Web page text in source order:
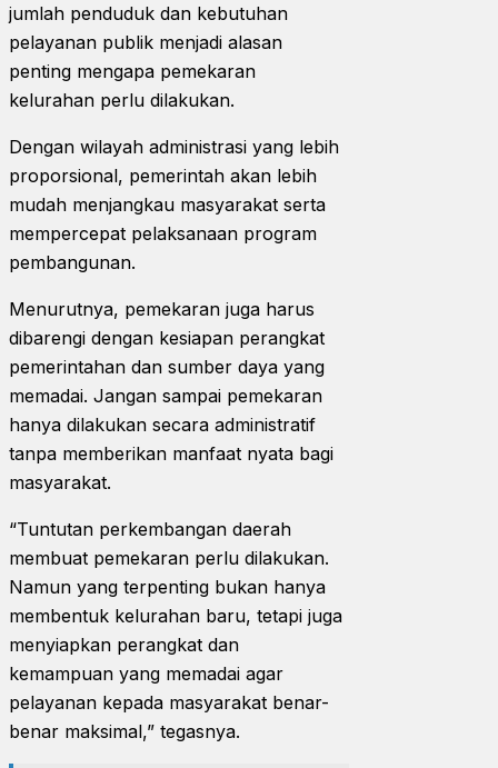
jumlah penduduk dan kebutuhan
pelayanan publik menjadi alasan
penting mengapa pemekaran
kelurahan perlu dilakukan.
Dengan wilayah administrasi yang lebih
proporsional, pemerintah akan lebih
mudah menjangkau masyarakat serta
mempercepat pelaksanaan program
pembangunan.
Menurutnya, pemekaran juga harus
dibarengi dengan kesiapan perangkat
pemerintahan dan sumber daya yang
memadai. Jangan sampai pemekaran
hanya dilakukan secara administratif
tanpa memberikan manfaat nyata bagi
masyarakat.
“Tuntutan perkembangan daerah
membuat pemekaran perlu dilakukan.
Namun yang terpenting bukan hanya
membentuk kelurahan baru, tetapi juga
menyiapkan perangkat dan
kemampuan yang memadai agar
pelayanan kepada masyarakat benar-
benar maksimal,” tegasnya.